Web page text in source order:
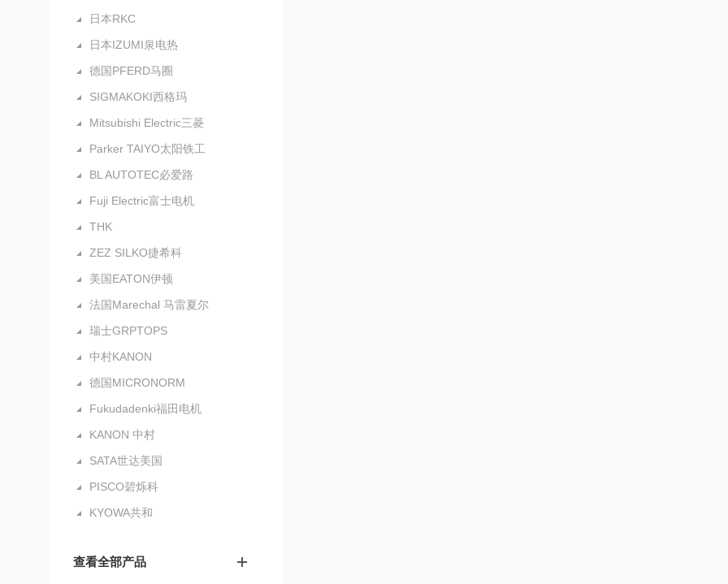
日本RKC
日本IZUMI泉电热
德国PFERD马圈
SIGMAKOKI西格玛
Mitsubishi Electric三菱
Parker TAIYO太阳铁工
BL AUTOTEC必爱路
Fuji Electric富士电机
THK
ZEZ SILKO捷希科
美国EATON伊顿
法国Marechal 马雷夏尔
瑞士GRPTOPS
中村KANON
德国MICRONORM
Fukudadenki福田电机
KANON 中村
SATA世达美国
PISCO碧烁科
KYOWA共和
查看全部产品